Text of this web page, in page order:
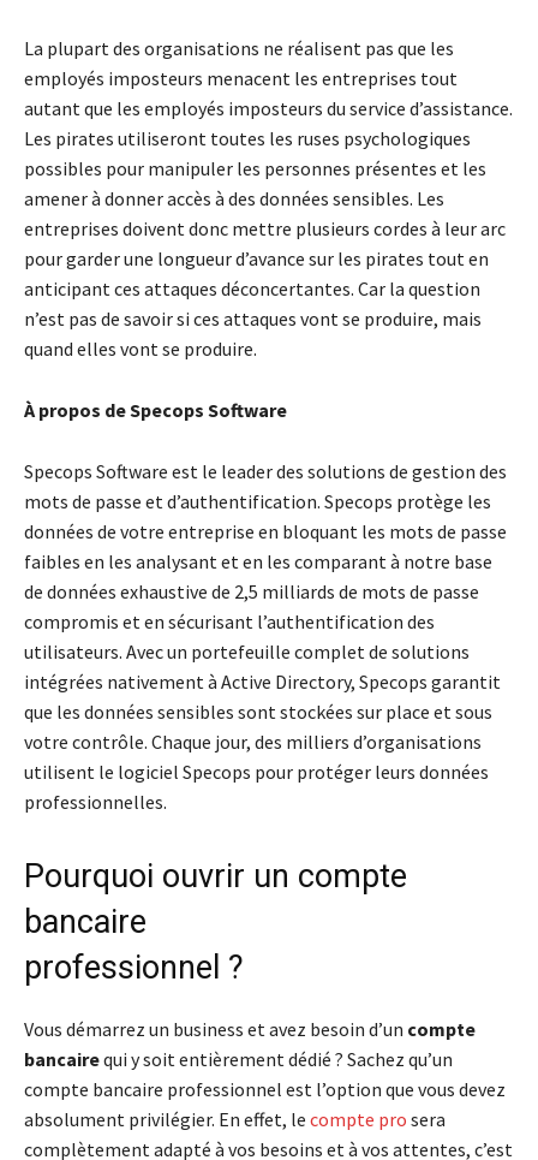
La plupart des organisations ne réalisent pas que les
employés imposteurs menacent les entreprises tout
autant que les employés imposteurs du service d’assistance.
Les pirates utiliseront toutes les ruses psychologiques
possibles pour manipuler les personnes présentes et les
amener à donner accès à des données sensibles. Les
entreprises doivent donc mettre plusieurs cordes à leur arc
pour garder une longueur d’avance sur les pirates tout en
anticipant ces attaques déconcertantes. Car la question
n’est pas de savoir si ces attaques vont se produire, mais
quand elles vont se produire.
À propos de Specops Software
Specops Software est le leader des solutions de gestion des
mots de passe et d’authentification. Specops protège les
données de votre entreprise en bloquant les mots de passe
faibles en les analysant et en les comparant à notre base
de données exhaustive de 2,5 milliards de mots de passe
compromis et en sécurisant l’authentification des
utilisateurs. Avec un portefeuille complet de solutions
intégrées nativement à Active Directory, Specops garantit
que les données sensibles sont stockées sur place et sous
votre contrôle. Chaque jour, des milliers d’organisations
utilisent le logiciel Specops pour protéger leurs données
professionnelles.
Pourquoi ouvrir un compte
bancaire
professionnel ?
Vous démarrez un business et avez besoin d’un compte
bancairequi y soit entièrement dédié ? Sachez qu’un
compte bancaire professionnel est l’option que vous devez
absolument privilégier. En effet, le compte pro sera
complètement adapté à vos besoins et à vos attentes, c’est